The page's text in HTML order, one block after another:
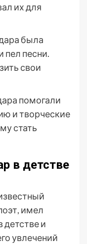
их для
была
пел песни.
свои
помогали
и творческие
стать
в детстве
имел
и
увлечений